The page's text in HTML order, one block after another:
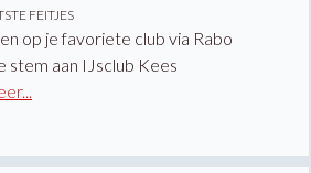
FEITJES
op je favoriete club via Rabo
stem aan IJsclub Kees